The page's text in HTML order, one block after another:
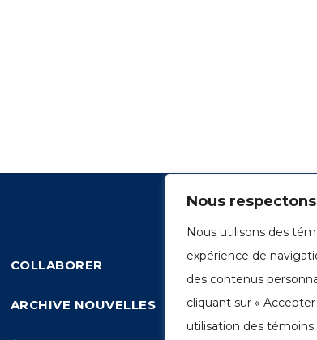
Nous
Nous utilisons des
expérience de
des contenus
cliquant sur «
utilisation des témoins.
COLLABORER
ARCHIVE NOUVELLES
1249, rue
Montréal